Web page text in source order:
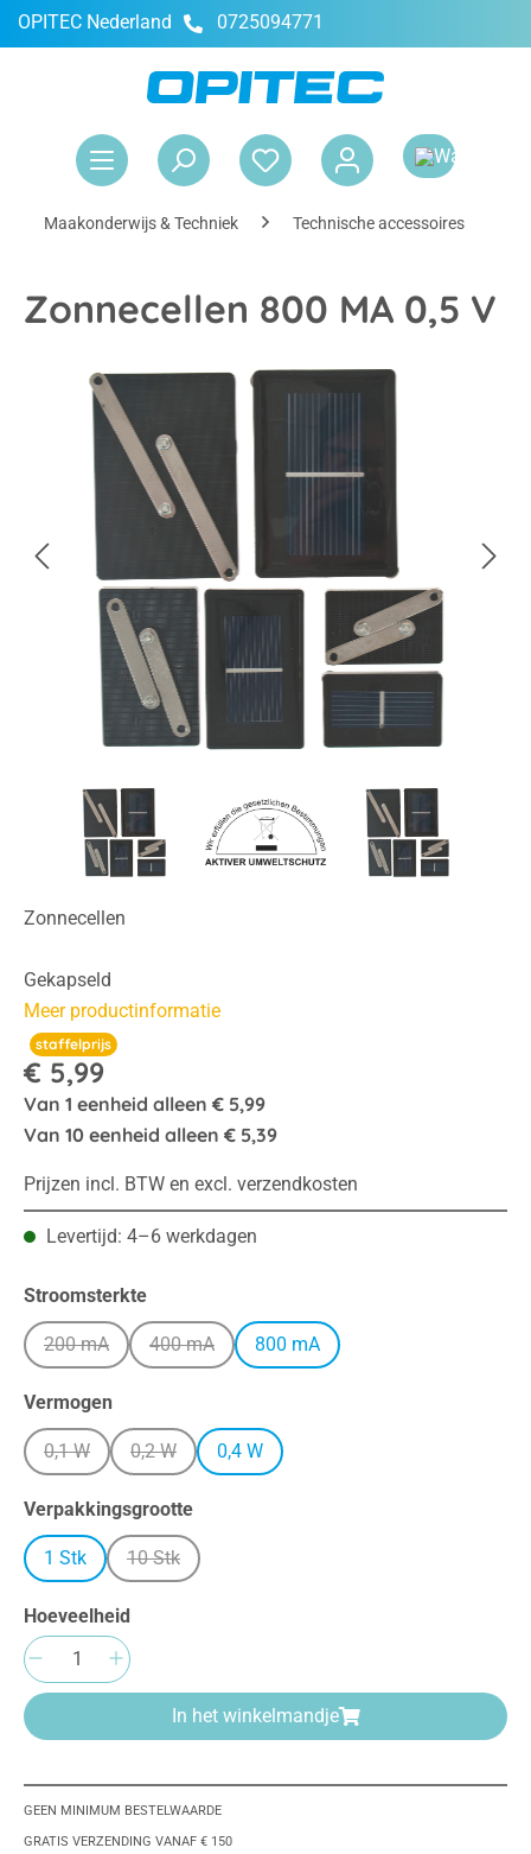
OPITEC Nederland 0725094771
Maakonderwijs & Techniek Technische accessoires
Zonnecellen 800 MA 0,5 V
Afbeeldingengalerij overslaan
Zonnecellen
Gekapseld
Meer productinformatie
staffelprijs
€ 5,99
Van 1 eenheid alleen € 5,99
Van 10 eenheid alleen € 5,39
Prijzen incl. BTW en excl. verzendkosten
Levertijd: 4–6 werkdagen
Selecteer
Stroomsterkte
200 mA(Deze optie is momenteel niet beschikbaar.)
400 mA(Deze optie is momenteel niet beschikbaar.)
800 mA
Selecteer
Vermogen
0,1 W(Deze optie is momenteel niet beschikbaar.)
0,2 W(Deze optie is momenteel niet beschikbaar.)
0,4 W
Selecteer
Verpakkingsgrootte
1 Stk 10 Stk(Deze optie is momenteel niet beschikbaar.)
Hoeveelheid
Producthoeveelheid: Voer de gewenste
In het winkelmandje
GEEN MINIMUM BESTELWAARDE
GRATIS VERZENDING VANAF € 150